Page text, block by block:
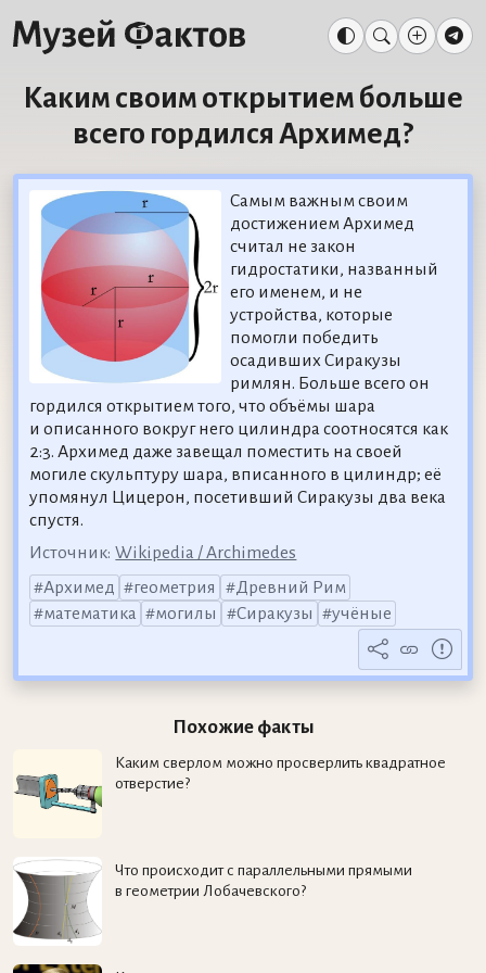
Каким своим открытием больше
всего гордился Архимед?
Самым важным своим
достижением Архимед
считал не закон
гидростатики, названный
его именем, и не
устройства, которые
помогли победить
осадивших Сиракузы
римлян. Больше всего он
гордился открытием того, что объёмы шара
и описанного вокруг него цилиндра соотносятся как
2:3. Архимед даже завещал поместить на своей
могиле скульптуру шара, вписанного в цилиндр; её
упомянул Цицерон, посетивший Сиракузы два века
спустя.
Источник: Wikipedia / Archimedes
Архимед
геометрия
Древний Рим
математика
могилы Сиракузы учёные
Похожие факты
Каким сверлом можно просверлить квадратное
отверстие?
Что происходит с параллельными прямыми
в геометрии Лобачевского?